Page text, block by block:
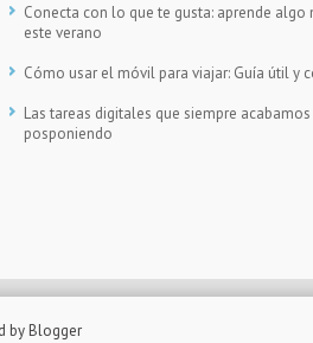
Conecta con lo que te gusta: aprende algo
este verano
Cómo usar el móvil para viajar: Guía útil y
Las tareas digitales que siempre acabamos
posponiendo
byBlogger